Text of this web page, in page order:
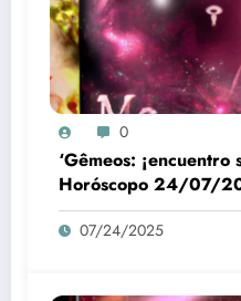
0
‘Gêmeos:
Horóscopo 24/07/
07/24/2025